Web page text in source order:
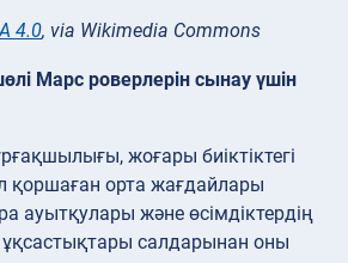
4.0, via Wikimedia Commons
Марс роверлерін сынау үшін
жоғары биіктіктегі
қоршаған орта жағдайлары
ауытқулары және өсімдіктердің
салдарынан оны